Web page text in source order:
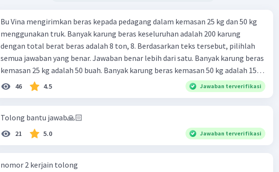
Bu Vina mengirimkan beras kepada pedagang dalam kemasan 25 kg dan 50 kg
menggunakan truk. Banyak karung beras keseluruhan adalah 200 karung
dengan total berat beras adalah 8 ton, 8. Berdasarkan teks tersebut, pilihlah
semua jawaban yang benar. Jawaban benar lebih dari satu. Banyak karung beras
kemasan 25 kg adalah 50 buah. Banyak karung beras kemasan 50 kg adalah 150
buah. Total berat beras dalam kemasan 25 kg adalah 2 ton. Perbandingan berat
beras kemasan 25 kg dan 50 kg dalam truk adalah 1: 3. 9. Berdasarkan teks
Rp14.000, berapakah biaya angkut semua beras yang harus dibayar oleh Bu
Vina? A. Rp2.540.000 C. Rp2.312.000 B. Rp2.475.000 D. Rp2.280.000
46 4.5 Jawaban terverifikasi
Tolong bantu jawab🙏🏻
21 5.0 Jawaban terverifikasi
nomor 2 kerjain tolong